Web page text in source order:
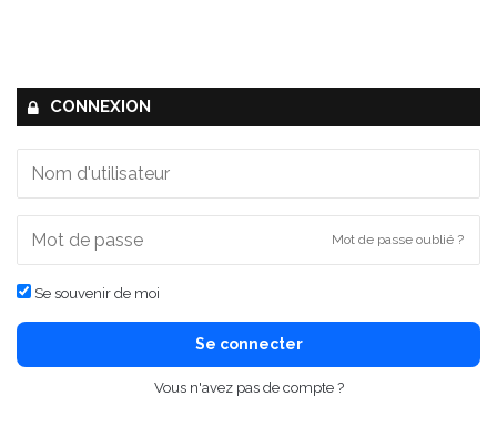
CONNEXION
Mot de passe oublié ?
Se souvenir de moi
Se connecter
Vous n'avez pas de compte ?